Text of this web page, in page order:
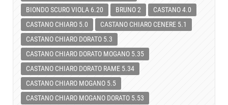
BIONDO SCURO VIOLA 6.20
BRUNO 2
CASTANO 4.0
CASTANO CHIARO 5.0
CASTANO CHIARO CENERE 5.1
CASTANO CHIARO DORATO 5.3
CASTANO CHIARO DORATO MOGANO 5.35
CASTANO CHIARO DORATO RAME 5.34
CASTANO CHIARO MOGANO 5.5
CASTANO CHIARO MOGANO DORATO 5.53